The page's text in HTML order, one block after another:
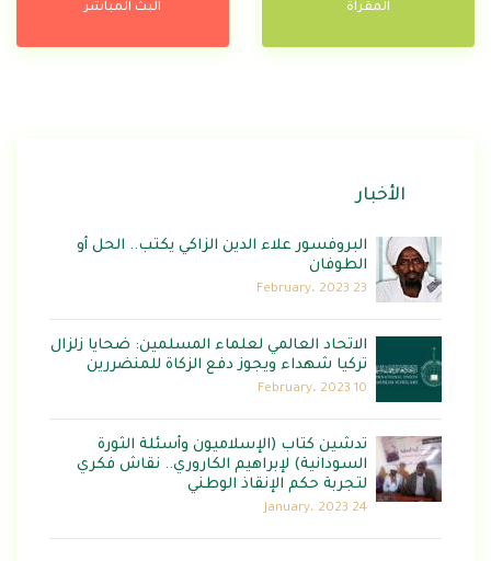
المقرآة البث المباشر
الأخبار
البروفسور علاء الدين الزاكي يكتب.. الحل أو
الطوفان
23 February، 2023
الاتحاد العالمي لعلماء المسلمين: ضحايا زلزال
تركيا شهداء ويجوز دفع الزكاة للمنضررين
10 February، 2023
تدشين كتاب (الإسلاميون وأسئلة الثورة
السودانية) لإبراهيم الكاروري.. نقاش فكري
لتجربة حكم الإنقاذ الوطني
24 January، 2023